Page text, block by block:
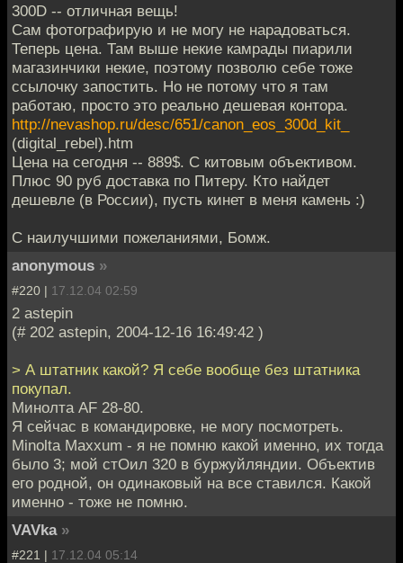
300D -- отличная вещь!
Сам фотографирую и не могу не нарадоваться.
Теперь цена. Там выше некие камрады пиарили
магазинчики некие, поэтому позволю себе тоже
ссылочку запостить. Но не потому что я там
работаю, просто это реально дешевая контора.
http://nevashop.ru/desc/651/canon_eos_300d_kit_
(digital_rebel).htm
Цена на сегодня -- 889$. С китовым объективом.
Плюс 90 руб доставка по Питеру. Кто найдет
дешевле (в России), пусть кинет в меня камень :)
С наилучшими пожеланиями, Бомж.
anonymous »
#220 | 17.12.04 02:59
2 astepin
(# 202 astepin, 2004-12-16 16:49:42 )
> А штатник какой? Я себе вообще без штатника
покупал.
Минолта AF 28-80.
Я сейчас в командировке, не могу посмотреть.
Minolta Maxxum - я не помню какой именно, их тогда
было 3; мой стОил 320 в буржуйляндии. Объектив
его родной, он одинаковый на все ставился. Какой
именно - тоже не помню.
VAVka »
#221 | 17.12.04 05:14